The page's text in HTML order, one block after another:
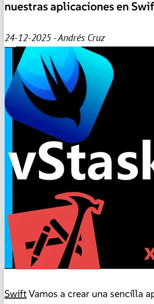
nuestras aplicaciones en
24-12-2025 - Andrés Cruz
SwiftVamos a crear una sencilla